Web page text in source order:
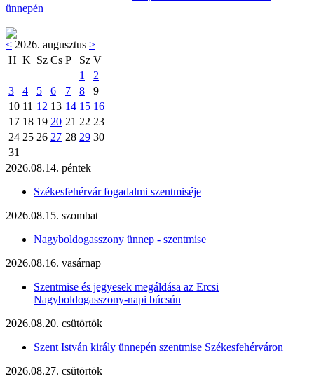
ünnepén
< 2026. augusztus >
H K Sz Cs P Sz V
1
2
3
4 5 6 7 8
9
10 11 12 13 14 15 16
17 18 19 20 21 22 23
24 25 26 27 28 29 30
31
2026.08.14. péntek
Székesfehérvár fogadalmi szentmiséje
2026.08.15. szombat
Nagyboldogasszony ünnep - szentmise
2026.08.16. vasárnap
Szentmise és jegyesek megáldása az Ercsi
Nagyboldogasszony-napi búcsún
2026.08.20. csütörtök
Szent István király ünnepén szentmise Székesfehérváron
2026.08.27. csütörtök